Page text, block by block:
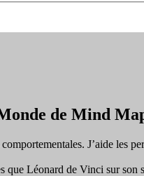
de Mind
J’aide les
que Léonard de Vinci sur son